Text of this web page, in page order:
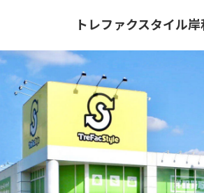
2021(72)
2020(163)
2019(74)
2018(67)
トレファクスタイル